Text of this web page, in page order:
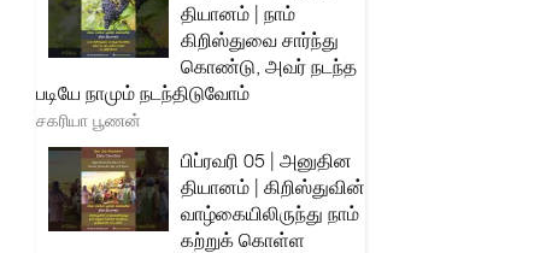
தியானம் | நாம்
கிறிஸ்துவை சார்ந்து
கொண்டு, அவர் நடந்த
படியே நாமும் நடந்திடுவோம்
சகரியா பூணன்
பிப்ரவரி 05 | அனுதின
தியானம் | கிறிஸ்துவின்
வாழ்கையிலிருந்து நாம்
கற்றுக் கொள்ள